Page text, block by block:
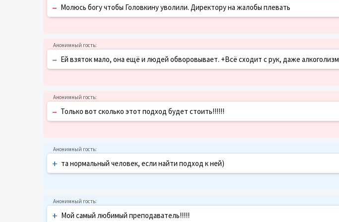
– Молюсь богу чтобы Головкину уволили. Директору на жалобы плевать
– Ей взяток мало, она ещё и людей обворовывает. +Всё сходит с рук, даже алкоголизм
– Только вот сколько этот подход будет стоить!!!!!!
+ та нормальный человек, если найти подход к ней)
+ Мой самый любимый преподаватель!!!!!